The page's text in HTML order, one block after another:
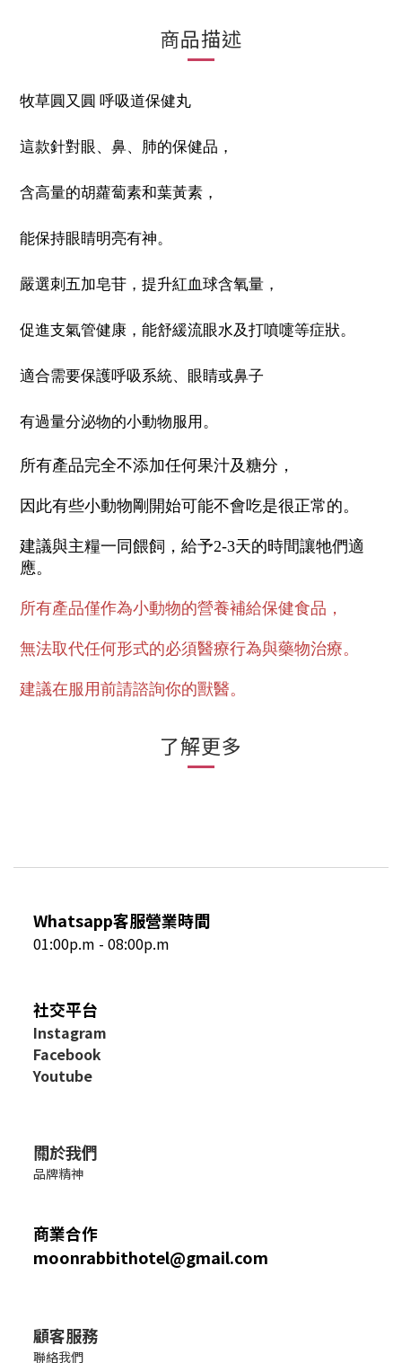
商品描述
牧草圓又圓 呼吸道保健丸
這款針對眼、鼻、肺的保健品，
含高量的胡蘿蔔素和葉黃素，
能保持眼睛明亮有神。
嚴選刺五加皂苷，提升紅血球含氧量，
促進支氣管健康，能舒緩流眼水及打噴嚏等症狀。
適合需要保護呼吸系統、眼睛或鼻子
有過量分泌物的小動物服用。
所有產品完全不添加任何果汁及糖分，
因此有些小動物剛開始可能不會吃是很正常的。
建議與主糧一同餵飼，給予2-3天的時間讓牠們適
應。
所有產品僅作為小動物的營養補給保健食品，
無法取代任何形式的必須醫療行為與藥物治療。
建議在服用前請諮詢你的獸醫。
了解更多
Whatsapp客服營業時間
01:00p.m - 08:00p.m
社交平台
Instagram
Facebook
Youtube
關於我們
品牌精神
商業合作
moonrabbithotel@gmail.com
顧客服務
聯絡我們